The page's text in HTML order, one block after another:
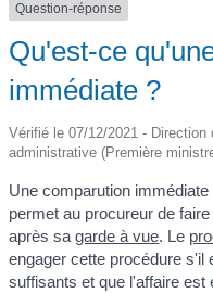
Question-réponse
Qu'est-ce
immédiate ?
Vérifié le 07/12/2021 - Direction
administrative (Première
Une comparution
permet au procureur de
après sagarde à vue. Le
engager cette procédure s'il
suffisants et que l'affaire est